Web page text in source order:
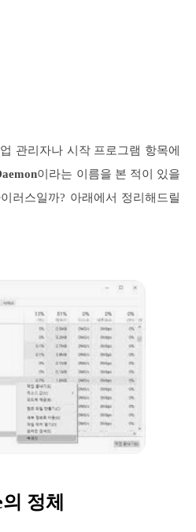
관리자나 시작 프로그램 항목에
이라는 이름을 본 적이 있을
러스일까? 아래에서 정리해드릴
정체